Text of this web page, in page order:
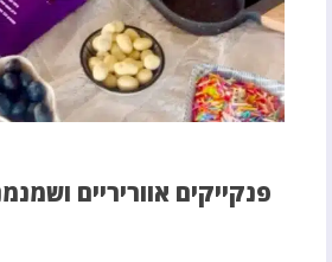
פנקייקים אווריריים